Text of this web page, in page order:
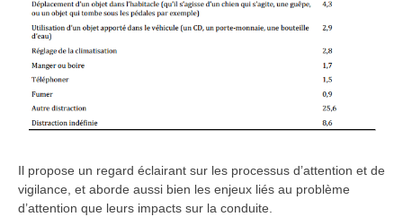
Il propose un regard éclairant sur les processus d’attention et de
vigilance, et aborde aussi bien les enjeux liés au problème
d’attention que leurs impacts sur la conduite.